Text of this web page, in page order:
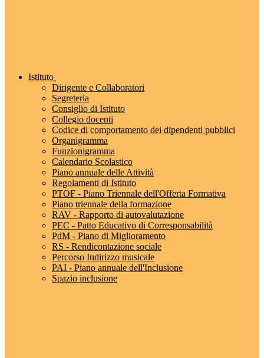
Istituto
Dirigente e Collaboratori
Segreteria
Consiglio di Istituto
Collegio docenti
Codice di comportamento dei dipendenti pubblici
Organigramma
Funzionigramma
Calendario Scolastico
Piano annuale delle Attività
Regolamenti di Istituto
PTOF - Piano Triennale dell'Offerta Formativa
Piano triennale della formazione
RAV - Rapporto di autovalutazione
PEC - Patto Educativo di Corresponsabilità
PdM - Piano di Miglioramento
RS - Rendicontazione sociale
Percorso Indirizzo musicale
PAI - Piano annuale dell'Inclusione
Spazio inclusione